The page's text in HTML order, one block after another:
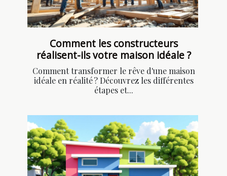
Comment les constructeurs
réalisent-ils votre maison idéale ?
Comment transformer le rêve d'une maison
idéale en réalité ? Découvrez les différentes
étapes et...